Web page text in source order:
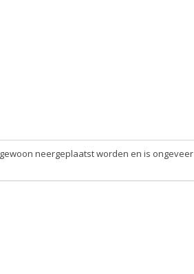
neergeplaatst worden en is ongeveer